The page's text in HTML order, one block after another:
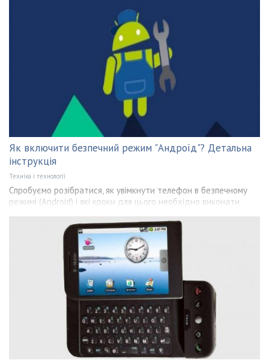
Як включити безпечний режим "Андроїд"? Детальна
інструкція
Техніка і технології
Спробуємо розібратися, як увімкнути телефон в безпечному
режимі (Android) і які кроки для цього необхідно виконати.